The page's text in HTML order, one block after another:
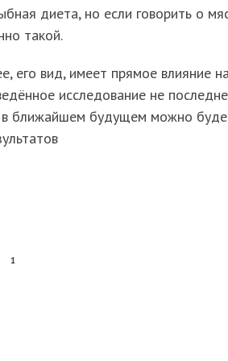
диета, но если говорить о
такой.
его вид, имеет прямое влияние на
исследование не
ближайшем будущем можно
1